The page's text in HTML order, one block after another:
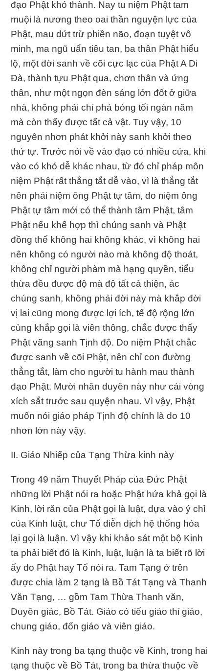
đạo Phật khó thành. Nay tu niệm Phật tam
muội là nương theo oai thần nguyện lực của
Phật, mau dứt trừ phiền não, đoạn tuyệt vô
minh, ma ngũ uẩn tiêu tan, ba thân Phật hiểu
lộ, một đời sanh về cõi cực lạc của Phật A Di
Đà, thành tựu Phật qua, chơn thân và ứng
thân, như một ngọn đèn sáng lớn đốt ở giữa
nhà, không phải chỉ phá bóng tối ngàn năm
mà còn thấy được tất cả vật. Tuy vậy, 10
nguyên nhơn phát khởi này sanh khởi theo
thứ tự. Trước nói về vào đạo có nhiều cửa, khi
vào có khó dễ khác nhau, từ đó chỉ pháp môn
niệm Phật rất thẳng tắt dễ vào, vì là thẳng tắt
nên phải niệm ông Phật tự tâm, do niệm ông
Phật tự tâm mới có thể thành tâm Phật, tâm
Phật nếu khế hợp thì chúng sanh và Phật
đồng thể không hai không khác, vì không hai
nên không có người nào mà không độ thoát,
không chỉ người phàm mà hạng quyền, tiểu
thừa đều được độ mà độ tất cả thiện, ác
chúng sanh, không phải đời này mà khắp đời
vị lai cũng mong được lợi ích, tế độ rộng lớn
cùng khắp gọi là viên thông, chắc được thấy
Phật vãng sanh Tịnh độ. Do niệm Phật chắc
được sanh về cõi Phật, nên chỉ con đường
thẳng tắt, làm cho người tu hành mau thành
đạo Phật. Mười nhân duyên này như cái vòng
xích sắt trước sau quyện nhau. Vì vậy, Phật
muốn nói giáo pháp Tịnh độ chính là do 10
nhơn lớn này vậy.
II. Giáo Nhiếp của Tạng Thừa kinh này
Trong 49 năm Thuyết Pháp của Đức Phật
những lời Phật nói ra hoặc Phật hứa khả gọi là
Kinh, lời răn của Phật gọi là luật, dựa vào ý chỉ
của Kinh luật, chư Tổ diễn dịch hệ thống hóa
lại gọi là luận. Vì vậy khi khảo sát một bộ Kinh
ta phải biết đó là Kinh, luật, luận là ta biết rõ lời
ấy do Phật hay Tổ nói ra. Tam Tạng ở trên
được chia làm 2 tạng là Bồ Tát Tạng và Thanh
Văn Tạng, … gồm Tam Thừa Thanh văn,
Duyên giác, Bồ Tát. Giáo có tiểu giáo thỉ giáo,
chung giáo, đốn giáo và viên giáo.
Kinh này trong ba tạng thuộc về Kinh, trong hai
tạng thuộc về Bồ Tát, trong ba thừa thuộc về